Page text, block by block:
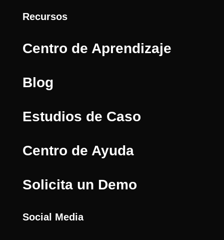
Recursos
Centro de Aprendizaje
Blog
Estudios de Caso
Centro de Ayuda
Solicita un Demo
Social Media